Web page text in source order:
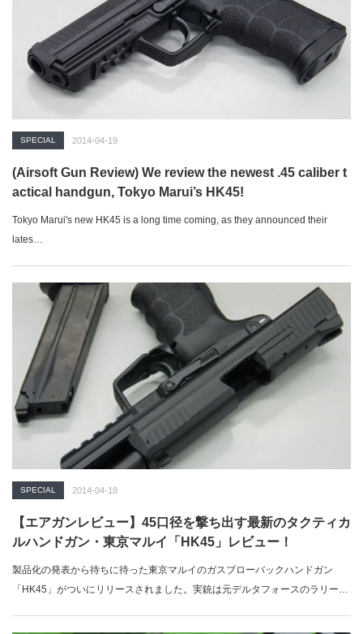
SPECIAL 2014-04-19
(Airsoft Gun Review) We review the newest .45 caliber t
actical handgun, Tokyo Marui’s HK45!
Tokyo Marui's new HK45 is a long time coming, as they announced their
lates…
SPECIAL 2014-04-18
【エアガンレビュー】45口径を撃ち出す最新のタクティカ
ルハンドガン・東京マルイ「HK45」レビュー！
製品化の発表から待ちに待った東京マルイのガスブローバックハンドガン
「HK45」がついにリリースされました。実銃は元デルタフォースのラリー・